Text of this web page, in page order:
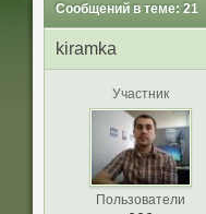
Сообщений в теме: 21
kiramka
Участник
Пользователи